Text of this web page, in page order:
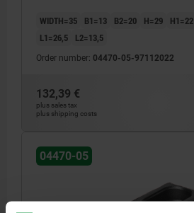
WIDTH=35 B1=13 B2=20 H=29 H1=22
L1=26,5
L2=13,5
Order number: 04470-05-97112022
132,39 €
plus sales tax
plus shipping costs
04470-05